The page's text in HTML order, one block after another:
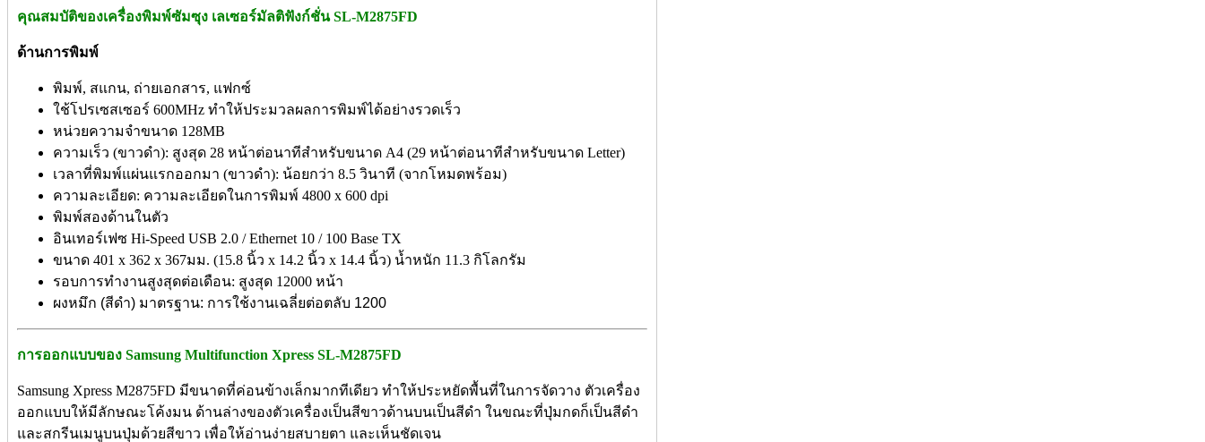
คุณสมบัติของเครื่องพิมพ์ซัมซุง เลเซอร์มัลติฟังก์ชั่น SL-M2875FD
ด้านการพิมพ์
พิมพ์, สแกน, ถ่ายเอกสาร, แฟกซ์
ใช้โปรเซสเซอร์ 600MHz ทำให้ประมวลผลการพิมพ์ได้อย่างรวดเร็ว
หน่วยความจำขนาด 128MB
ความเร็ว (ขาวดำ): สูงสุด 28 หน้าต่อนาทีสำหรับขนาด A4 (29 หน้าต่อนาทีสำหรับขนาด Letter)
เวลาที่พิมพ์แผ่นแรกออกมา (ขาวดำ): น้อยกว่า 8.5 วินาที (จากโหมดพร้อม)
ความละเอียด: ความละเอียดในการพิมพ์ 4800 x 600 dpi
พิมพ์สองด้านในตัว
อินเทอร์เฟซ Hi-Speed USB 2.0 / Ethernet 10 / 100 Base TX
ขนาด 401 x 362 x 367มม. (15.8 นิ้ว x 14.2 นิ้ว x 14.4 นิ้ว) น้ำหนัก 11.3 กิโลกรัม
รอบการทำงานสูงสุดต่อเดือน: สูงสุด 12000 หน้า
ผงหมึก (สีดำ) มาตรฐาน: การใช้งานเฉลี่ยต่อตลับ 1200
การออกแบบของ Samsung Multifunction Xpress SL-M2875FD
Samsung Xpress M2875FD มีขนาดที่ค่อนข้างเล็กมากทีเดียว ทำให้ประหยัดพื้นที่ในการจัดวาง ตัวเครื่อง
ออกแบบให้มีลักษณะโค้งมน ด้านล่างของตัวเครื่องเป็นสีขาวด้านบนเป็นสีดำ ในขณะที่ปุ่มกดก็เป็นสีดำ
และสกรีนเมนูบนปุ่มด้วยสีขาว เพื่อให้อ่านง่ายสบายตา และเห็นชัดเจน